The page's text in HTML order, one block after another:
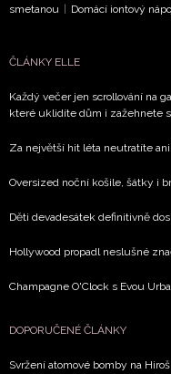
smetanou
Domácí iontový
ČLÁNKY ELLE
Každý večer jen scrollování na
které uklidíte dům i zažehnete
Za největší hit léta neutratíte
Oversized noční košile, šátky i
Děti devadesátek definitivně
Hollywood propadl neslušné
Champagne O'Clock s Evou
DOPORUČENÉ ČLÁNKY
Svržení atomové bomby na